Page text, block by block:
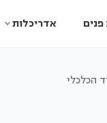
פנים אדריכלות
הכלכלי